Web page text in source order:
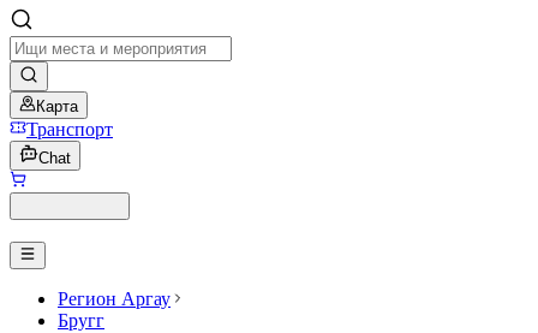
Карта
Транспорт
Chat
Регион Аргау
Бругг